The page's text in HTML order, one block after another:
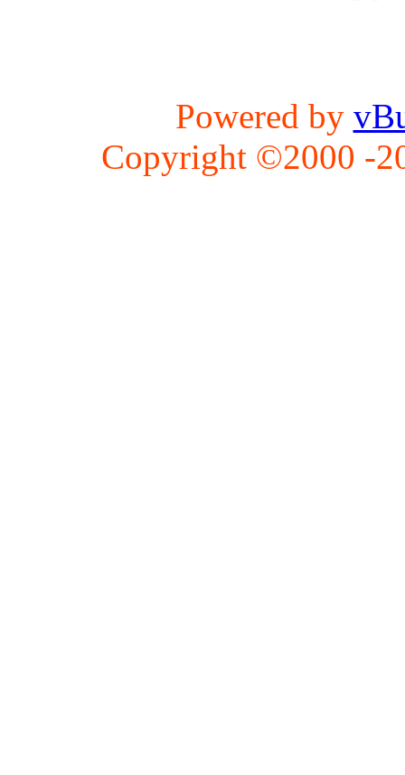
Powered by
Copyright ©2000 -